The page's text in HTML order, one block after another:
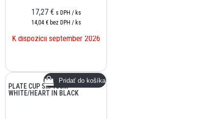
17,27 € s DPH / ks
14,04 € bez DPH / ks
K dispozícii september 2026
PLATE CUP SM 13CM
WHITE/HEART IN BLACK